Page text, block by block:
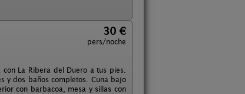
30 €
pers/noche
La Ribera del Duero a tus pies.
y dos baños completos. Cuna bajo
con barbacoa, mesa y sillas con